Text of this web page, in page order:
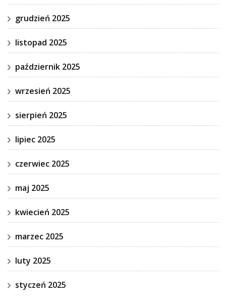
grudzień 2025
listopad 2025
październik 2025
wrzesień 2025
sierpień 2025
lipiec 2025
czerwiec 2025
maj 2025
kwiecień 2025
marzec 2025
luty 2025
styczeń 2025